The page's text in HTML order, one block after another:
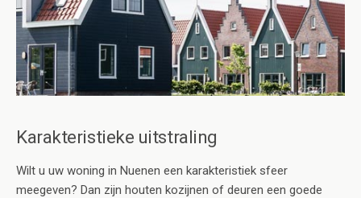
Karakteristieke uitstraling
Wilt u uw woning in Nuenen een karakteristiek sfeer
meegeven? Dan zijn houten kozijnen of deuren een goede